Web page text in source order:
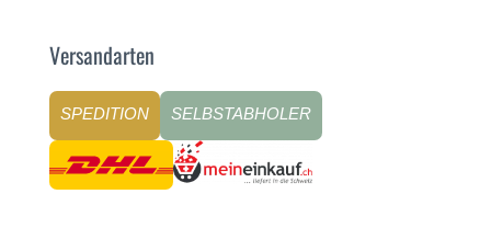
Versandarten
SPEDITION SELBSTABHOLER